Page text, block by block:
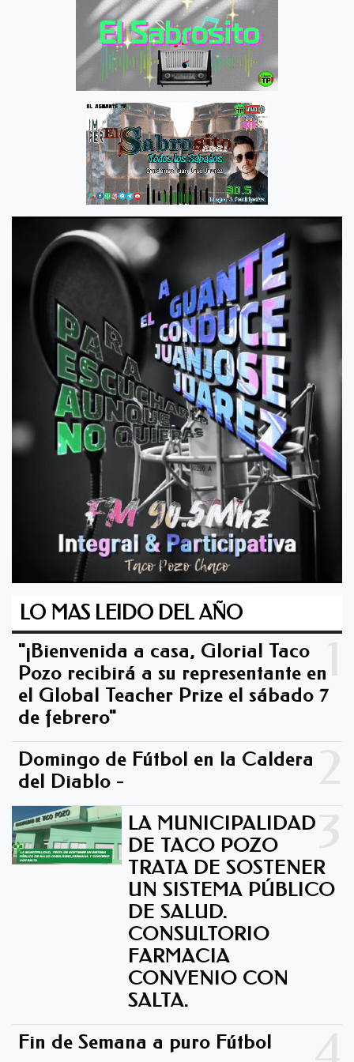
LO MAS LEIDO DEL AÑO
"¡Bienvenida a casa, Gloria! Taco
Pozo recibirá a su representante en
el Global Teacher Prize el sábado 7
de febrero"
Domingo de Fútbol en la Caldera
del Diablo -
LA MUNICIPALIDAD
DE TACO POZO
TRATA DE SOSTENER
UN SISTEMA PÚBLICO
DE SALUD.
CONSULTORIO
FARMACIA
CONVENIO CON
SALTA.
Fin de Semana a puro Fútbol